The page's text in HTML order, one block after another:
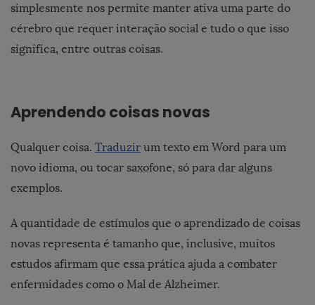
simplesmente nos permite manter ativa uma parte do
cérebro que requer interação social e tudo o que isso
significa, entre outras coisas.
Aprendendo coisas novas
Qualquer coisa. Traduzir um texto em Word para um
novo idioma, ou tocar saxofone, só para dar alguns
exemplos.
A quantidade de estímulos que o aprendizado de coisas
novas representa é tamanho que, inclusive, muitos
estudos afirmam que essa prática ajuda a combater
enfermidades como o Mal de Alzheimer.